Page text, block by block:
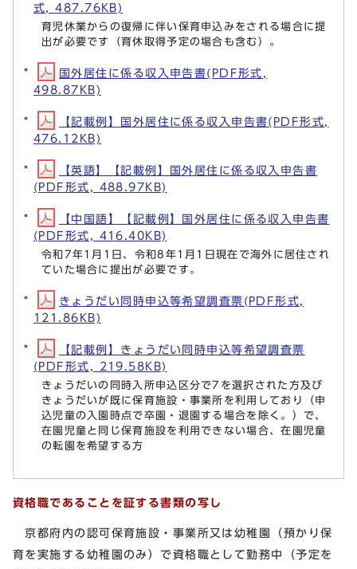
式, 487.76KB)
育児休業からの復帰に伴い保育申込みをされる場合に提
出が必要です（育休取得予定の場合も含む）。
国外居住に係る収入申告書(PDF形式,
498.87KB)
【記載例】国外居住に係る収入申告書(PDF形式,
476.12KB)
【英語】【記載例】国外居住に係る収入申告書
(PDF形式, 488.97KB)
【中国語】【記載例】国外居住に係る収入申告書
(PDF形式, 416.40KB)
令和7年1月1日、令和8年1月1日現在で海外に居住され
ていた場合に提出が必要です。
きょうだい同時申込等希望調査票(PDF形式,
121.86KB)
【記載例】きょうだい同時申込等希望調査票
(PDF形式, 219.58KB)
きょうだいの同時入所申込区分で7を選択された方及び
きょうだいが既に保育施設・事業所を利用しており（申
込児童の入園時点で卒園・退園する場合を除く。）で、
在園児童と同じ保育施設を利用できない場合、在園児童
の転園を希望する方
資格職であることを証する書類の写し
京都府内の認可保育施設・事業所又は幼稚園（預かり保
育を実施する幼稚園のみ）で資格職として勤務中（予定を